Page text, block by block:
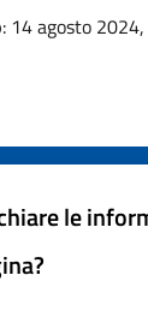
: 14 agosto
le